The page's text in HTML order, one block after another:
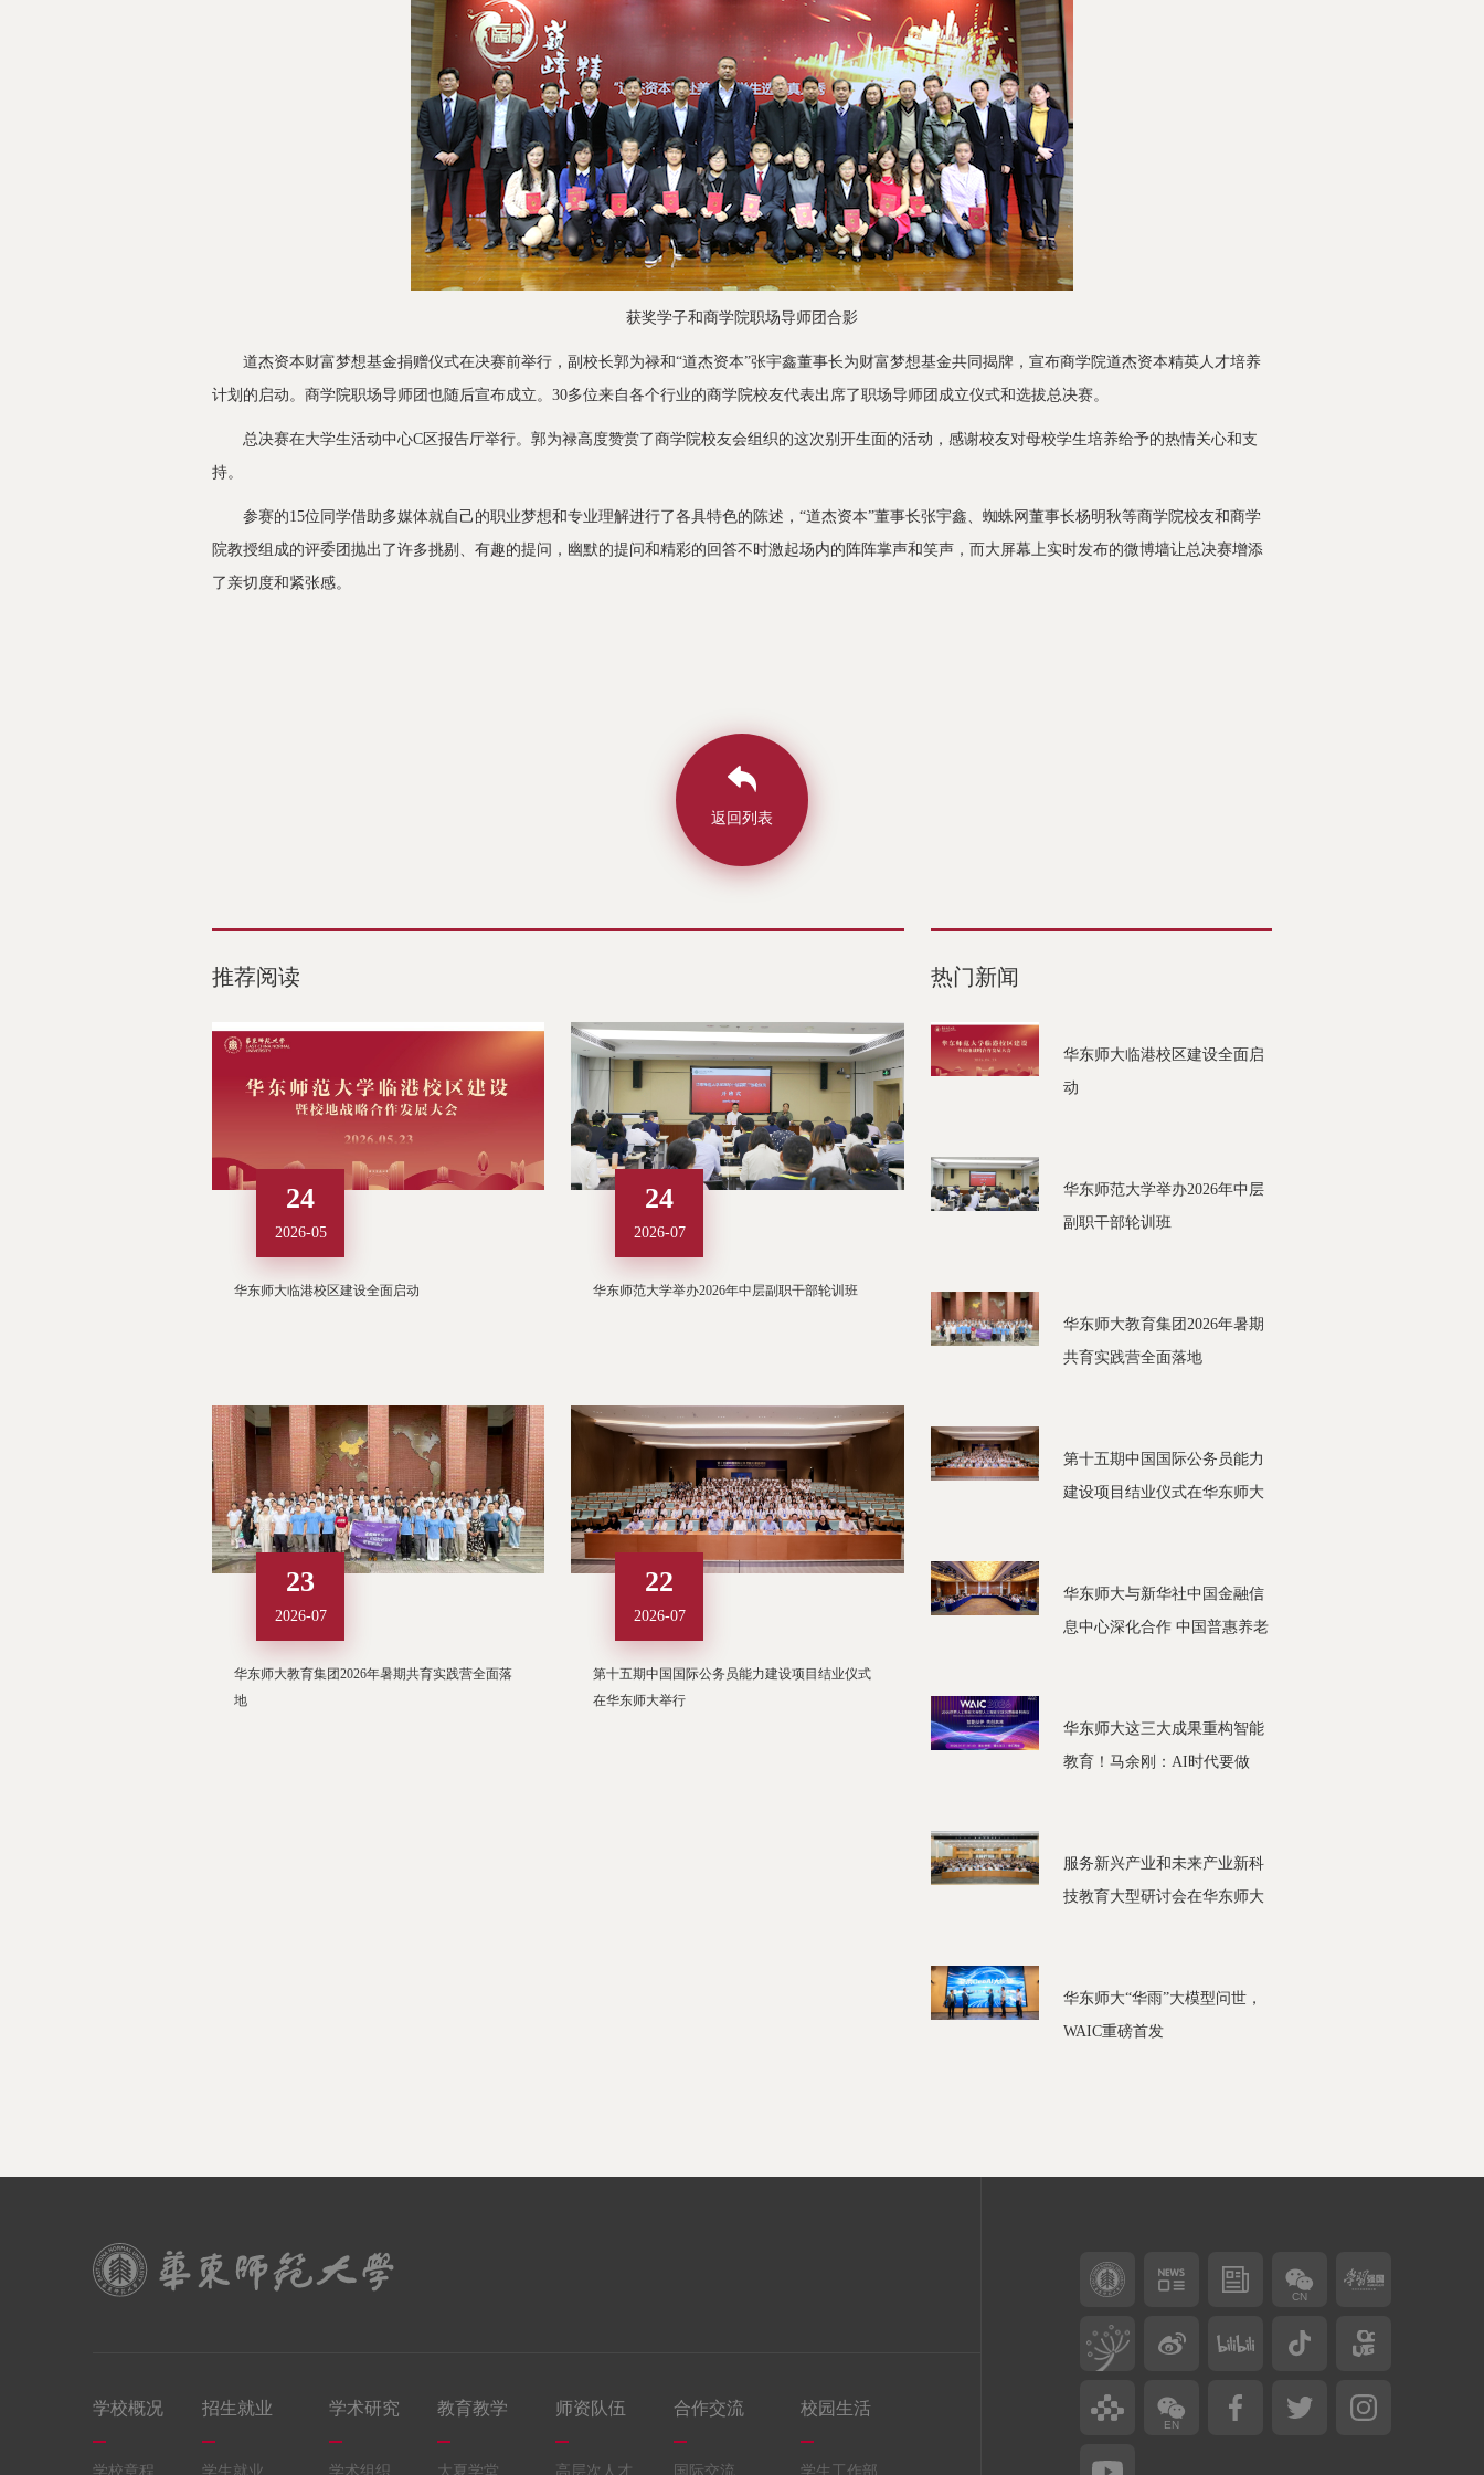
获奖学子和商学院职场导师团合影
道杰资本财富梦想基金捐赠仪式在决赛前举行，副校长郭为禄和“道杰资本”张宇鑫董事长为财富梦想基金共同揭牌，宣布商学院道杰资本精英人才培养
计划的启动。商学院职场导师团也随后宣布成立。30多位来自各个行业的商学院校友代表出席了职场导师团成立仪式和选拔总决赛。
总决赛在大学生活动中心C区报告厅举行。郭为禄高度赞赏了商学院校友会组织的这次别开生面的活动，感谢校友对母校学生培养给予的热情关心和支
持。
参赛的15位同学借助多媒体就自己的职业梦想和专业理解进行了各具特色的陈述，“道杰资本”董事长张宇鑫、 蜘蛛网 董事长杨明秋等商学院校友和商学
院教授组成的评委团抛出了许多挑剔、有趣的提问，幽默的提问和精彩的回答不时激起场内的阵阵掌声和笑声，而大屏幕上实时发布的微博墙让总决赛增添
了亲切度和紧张感。
返回列表
推荐阅读
24
2026-05
华东师大临港校区建设全面启动
24
2026-07
华东师范大学举办2026年中层副职干部轮训班
23
2026-07
华东师大教育集团2026年暑期共育实践营全面落
地
22
2026-07
第十五期中国国际公务员能力建设项目结业仪式
在华东师大举行
热门新闻
华东师大临港校区建设全面启
动
华东师范大学举办2026年中层
副职干部轮训班
华东师大教育集团2026年暑期
共育实践营全面落地
第十五期中国国际公务员能力
建设项目结业仪式在华东师大
华东师大与新华社中国金融信
息中心深化合作 中国普惠养老
华东师大这三大成果重构智能
教育！马余刚：AI时代要做
服务新兴产业和未来产业新科
技教育大型研讨会在华东师大
华东师大“华雨”大模型问世，
WAIC重磅首发
学校概况
学校章程
招生就业
学生就业
学术研究
学术组织
教育教学
大夏学堂
师资队伍
高层次人才
合作交流
国际交流
校园生活
学生工作部
CN
EN